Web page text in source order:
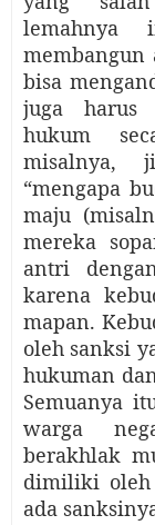
lemahnya
bisa
juga harus
hukum
misalnya,
“mengapa
maju
mereka
antri
karena
mapan.
oleh sanksi
hukuman
Semuanya
warga
berakhlak
dimiliki oleh
ada